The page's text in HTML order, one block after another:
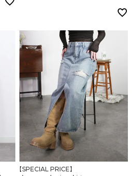
【SPECIAL PRICE】